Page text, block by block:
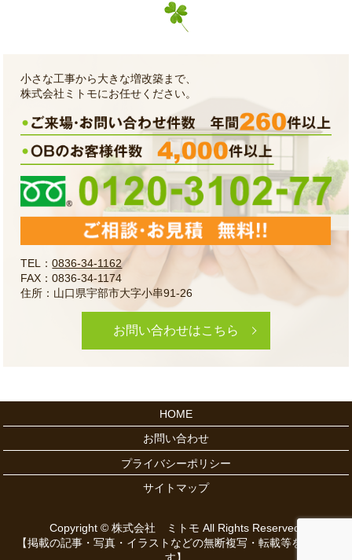
小さな工事から大きな増改築まで、
株式会社ミトモにお任せください。
TEL：0836-34-1162
FAX：0836-34-1174
住所：山口県宇部市大字小串91-26
お問い合わせはこちら
HOME
お問い合わせ
プライバシーポリシー
サイトマップ
Copyright © 株式会社 ミトモ All Rights Reserved.
【掲載の記事・写真・イラストなどの無断複写・転載等を禁じま